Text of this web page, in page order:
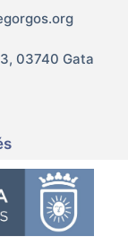
03740 Gata